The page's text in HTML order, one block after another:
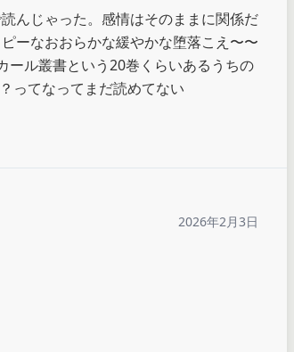
んじゃった。感情はそのままに関係だ
ーなおおらかな緩やかな堕落こえ〜〜
ール叢書という20巻くらいあるうちの
ってなってまだ読めてない
2026年2月3日